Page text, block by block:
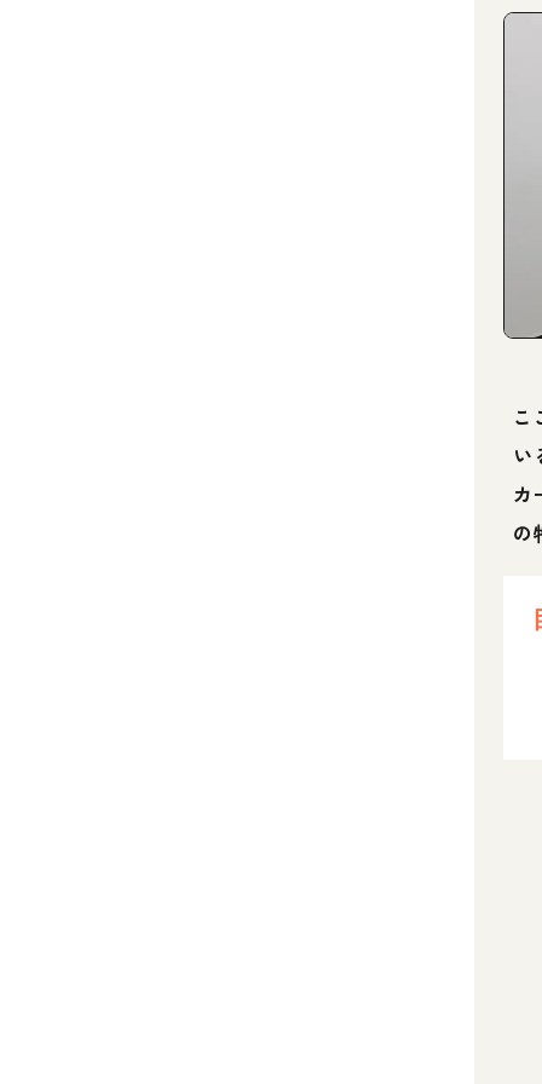
こ
い
カ
の